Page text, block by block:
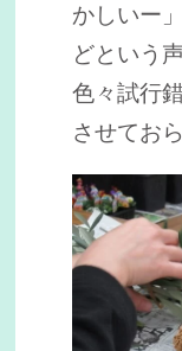
かしいー
どという
色々試行
させてお